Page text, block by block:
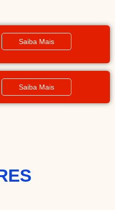
Saiba Mais
Saiba Mais